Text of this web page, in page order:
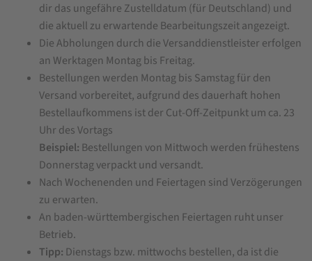
dir das ungefähre Zustelldatum (für Deutschland) und
die aktuell zu erwartende Bearbeitungszeit angezeigt.
Die Abholungen durch die Versanddienstleister erfolgen
an Werktagen Montag bis Freitag.
Bestellungen werden Montag bis Samstag für den
Versand vorbereitet, aufgrund des dauerhaft hohen
Bestellaufkommens ist der Cut-Off-Zeitpunkt um ca. 23
Uhr des Vortags
Beispiel: Bestellungen von Mittwoch werden frühestens
Donnerstag verpackt und versandt.
Nach Wochenenden und Feiertagen sind Verzögerungen
zu erwarten.
An baden-württembergischen Feiertagen ruht unser
Betrieb.
Tipp: Dienstags bzw. mittwochs bestellen, da ist die